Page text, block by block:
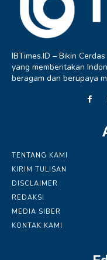
IBTimes.ID – Bikin
yang memberitakan
beragam dan berupaya
TENTANG KAMI
KIRIM TULISAN
DISCLAIMER
REDAKSI
MEDIA SIBER
KONTAK KAMI